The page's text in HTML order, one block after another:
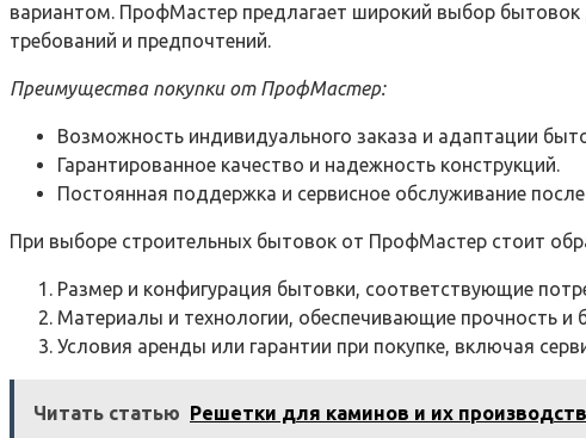
вариантом. ПрофМастер предлагает широкий выбор
требований и предпочтений.
Преимущества покупки от ПрофМастер:
Возможность индивидуального заказа и адаптации
Гарантированное качество и надежность конструкций.
Постоянная поддержка и сервисное обслуживание после
При выборе строительных бытовок от ПрофМастер стоит
Размер и конфигурация бытовки, соответствующие
Материалы и технологии, обеспечивающие прочность и
Условия аренды или гарантии при покупке, включая
Читать статью Решетки для каминов и их